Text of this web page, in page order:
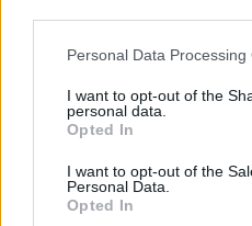
Please note that this website/
not limited to your visit or
grant or deny consent to
use your data for below
consent section.
Personal Data Processing
I want to opt-out of the
personal data.
Opted In
I want to opt-out of the
Personal Data.
Opted In